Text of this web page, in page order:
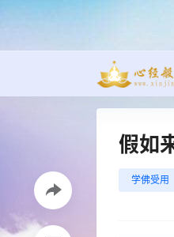
假如
学佛受用